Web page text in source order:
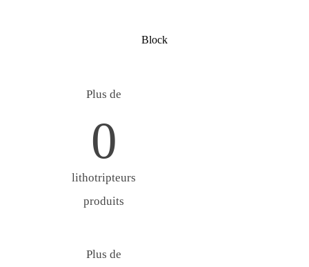
Block
Plus de
0
lithotripteurs
produits
Plus de